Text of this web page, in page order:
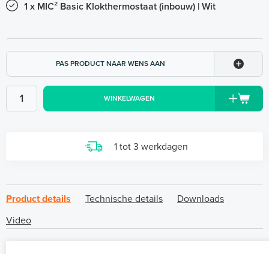
1 x MIC² Basic Klokthermostaat (inbouw) | Wit
PAS PRODUCT NAAR WENS AAN
WINKELWAGEN
1 tot 3 werkdagen
Product details Technische details
Downloads
Video